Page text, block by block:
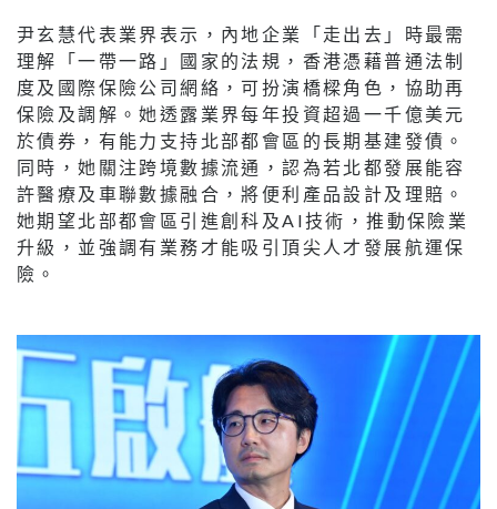
尹玄慧代表業界表示，內地企業「走出去」時最需
理解「一帶一路」國家的法規，香港憑藉普通法制
度及國際保險公司網絡，可扮演橋樑角色，協助再
保險及調解。她透露業界每年投資超過一千億美元
於債券，有能力支持北部都會區的長期基建發債。
同時，她關注跨境數據流通，認為若北都發展能容
許醫療及車聯數據融合，將便利產品設計及理賠。
她期望北部都會區引進創科及AI技術，推動保險業
升級，並強調有業務才能吸引頂尖人才發展航運保
險。